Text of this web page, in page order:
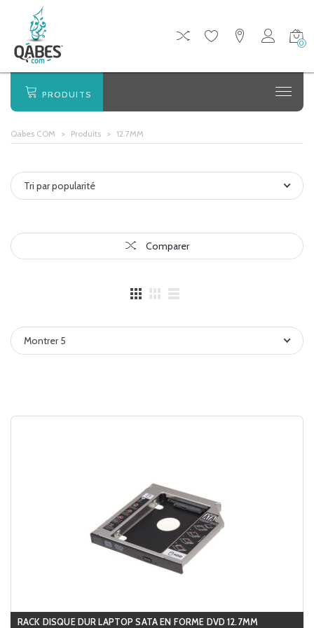
0
PRODUITS
Qabes COM > Produits > 12.7MM
Tri par popularité
Comparer
Montrer 5
RACK DISQUE DUR LAPTOP SATA EN FORME DVD 12.7MM